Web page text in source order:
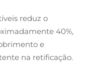
reduz o
40%,
e
na retificação.